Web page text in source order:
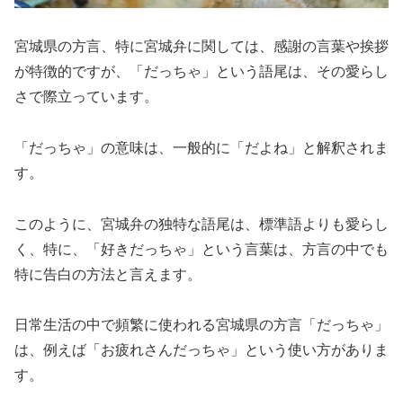
宮城県の方言、特に宮城弁に関しては、感謝の言葉や挨拶
が特徴的ですが、「だっちゃ」という語尾は、その愛らし
さで際立っています。
「だっちゃ」の意味は、一般的に「だよね」と解釈されま
す。
このように、宮城弁の独特な語尾は、標準語よりも愛らし
く、特に、「好きだっちゃ」という言葉は、方言の中でも
特に告白の方法と言えます。
日常生活の中で頻繁に使われる宮城県の方言「だっちゃ」
は、例えば「お疲れさんだっちゃ」という使い方がありま
す。